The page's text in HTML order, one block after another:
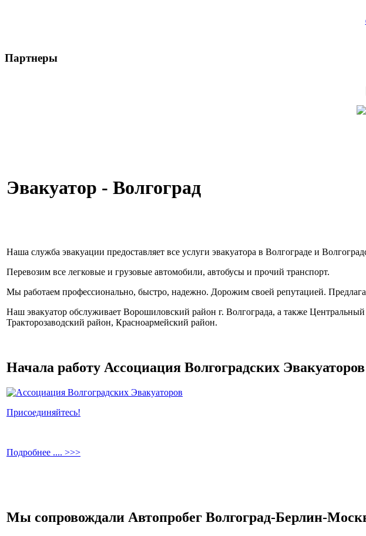
Партнеры
Эвакуатор - Волгоград
Наша служба эвакуации предоставляет все услуги эвакуатора в Волгограде и
Перевозим все легковые и грузовые автомобили, автобусы и прочий транспорт.
Мы работаем профессионально, быстро, надежно. Дорожим своей репутацией.
Наш эвакуатор обслуживает Ворошиловский район г. Волгограда, а также
Тракторозаводский район, Красноармейский район.
Начала работу Ассоциация Волгоградских
Присоединяйтесь!
Подробнее .... >>>
Мы сопровождали Автопробег Волгоград-Берлин-